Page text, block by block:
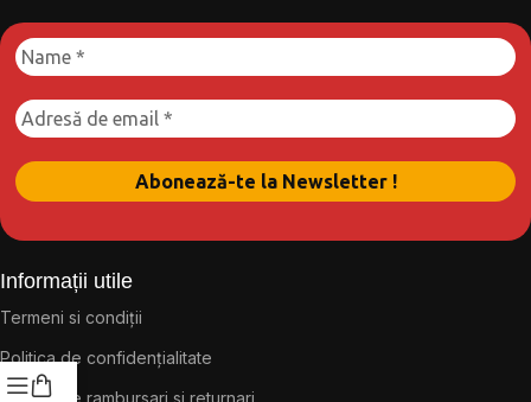
Informații utile
Termeni si condiții
Politica de confidențialitate
Politica de rambursari si returnari